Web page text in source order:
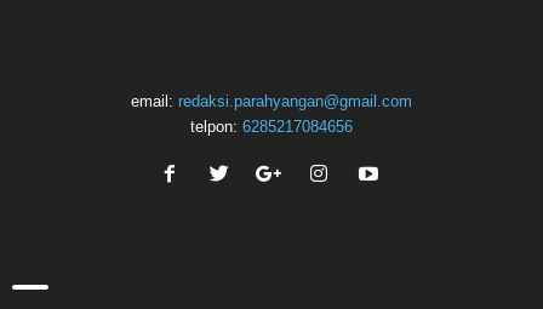
email: redaksi.parahyangan@gmail.com
telpon: 6285217084656